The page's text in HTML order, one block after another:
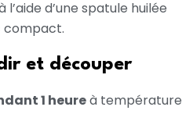
d’une spatule huilée
compact.
et découper
1 heureà température